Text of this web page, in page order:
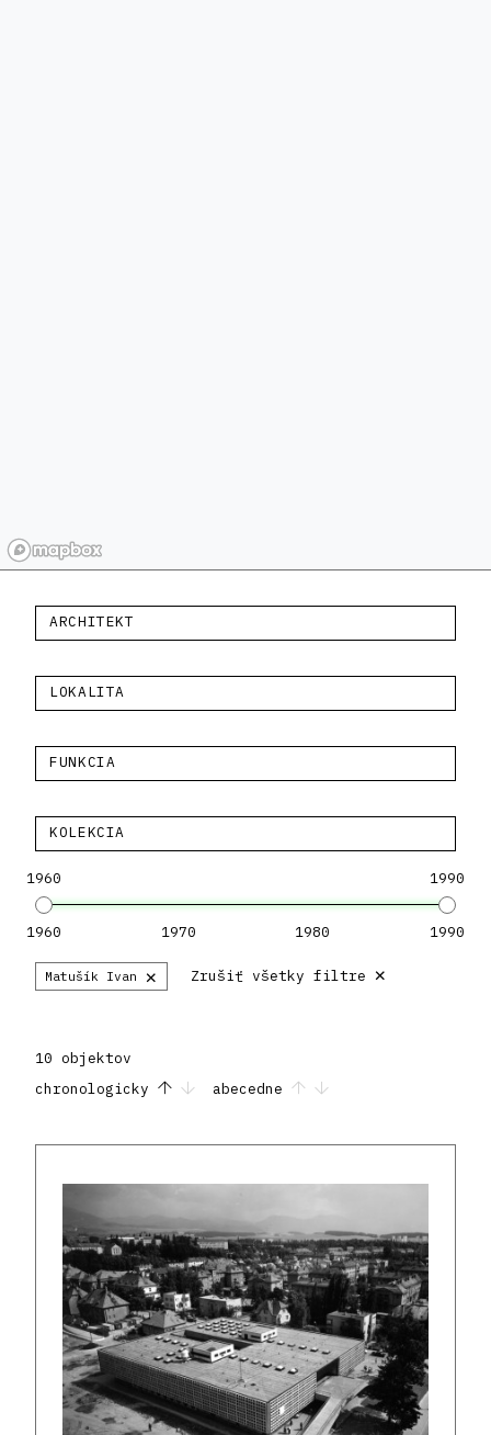
ARCHITEKT
LOKALITA
FUNKCIA
KOLEKCIA
1960 1990
1960 1970 1980 1990
Matušík Ivan × Zrušiť všetky filtre ×
10 objektov
chronologicky
abecedne